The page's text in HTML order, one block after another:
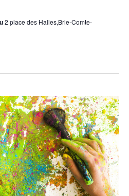
2 place des Halles,Brie-Comte-